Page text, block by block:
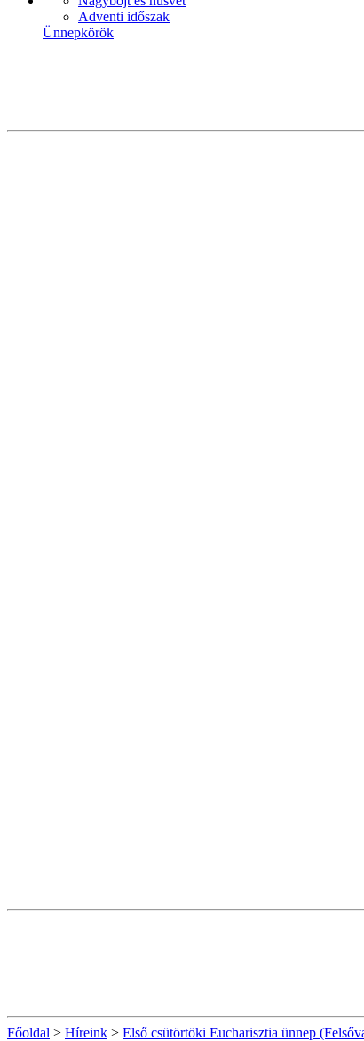
Adventi időszak
Ünnepkörök
Főoldal > Híreink > Első csütörtöki Eucharisztia ünnep